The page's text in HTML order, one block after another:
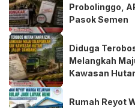
Probolinggo,
Pasok Semen
Diduga
Melangkah
Kawasan
Rumah Reyot